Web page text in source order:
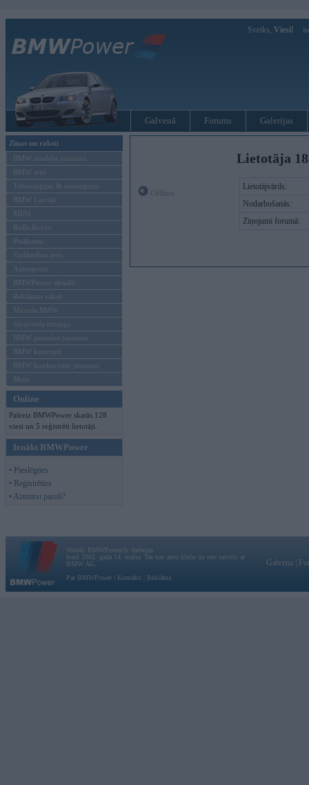
Sveiks, Viesi!
Galvenā Forums Galerijas
Ziņas un raksti
BMW modeļu jaunumi
BMW testi
Tehnoloģijas & sasniegumi
BMW Latvijā
MINI
Rolls-Royce
Pasākumi
Vadāmības tests
Autosports
BMWPower aktuāli
Reklāmas raksti
Mēneša BMW
Sērijveida tūnings
BMW pasaules jaunumi
BMW koncepti
BMW konkurentu jaunumi
Moto
Online
Pašreiz BMWPower skatās 128
viesi un 5 reģistrēti lietotāji.
Ienākt BMWPower
• Pieslēgties
• Reģistrēties
• Aizmirsi paroli?
Lietotāja
Lietotājvārds:
Nodarbošanās:
Ziņojumi forumā:
Vortāls BMWPower.lv darbojas
kopš 2002. gada 14. maija. Tas nav auto klubs un nav saistīts ar
BMW AG.
Par BMWPower
Kontakti Reklāma
Galvena